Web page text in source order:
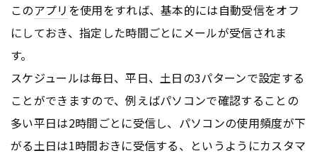
このアプリ を使用をすれば、基本的には自動受信をオフ
にしておき、指定した時間ごとにメールが受信されま
す。
スケジュールは毎日、平日、土日の3パターンで設定する
ことができますので、例えばパソコンで確認することの
多い平日は2時間ごとに受信し、パソコンの使用頻度が下
がる土日は1時間おきに受信する、というようにカスタマ